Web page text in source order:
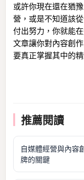
或許你現在還在猶
營，或是不知道該
付出努力，你就能
文章讓你對內容創
要真正掌握其中的
推薦閱讀
自媒體經營與內容
牌的關鍵